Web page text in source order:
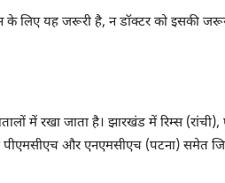
के लिए यह जरूरी है, न डॉक्टर को इसकी
में रखा जाता है। झारखंड में रिम्स
और एनएमसीएच (पटना) समेत